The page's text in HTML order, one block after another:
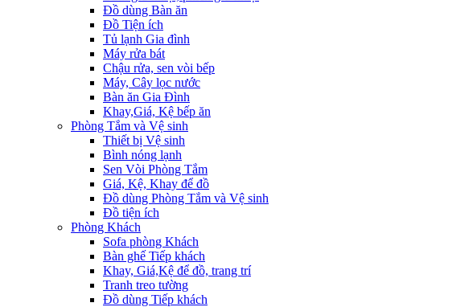
Đồ dùng Bàn ăn
Đồ Tiện ích
Tủ lạnh Gia đình
Máy rửa bát
Chậu rửa, sen vòi bếp
Máy, Cây lọc nước
Bàn ăn Gia Đình
Khay,Giá, Kệ bếp ăn
Phòng Tắm và Vệ sinh
Thiết bị Vệ sinh
Bình nóng lạnh
Sen Vòi Phòng Tắm
Giá, Kệ, Khay để đồ
Đồ dùng Phòng Tắm và Vệ sinh
Đồ tiện ích
Phòng Khách
Sofa phòng Khách
Bàn ghế Tiếp khách
Khay, Giá,Kệ để đồ, trang trí
Tranh treo tường
Đồ dùng Tiếp khách